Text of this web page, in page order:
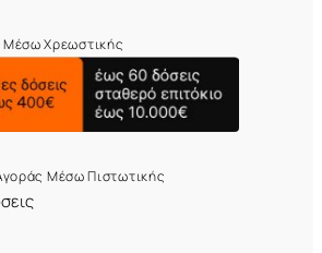
Χρεωστικής
Μέσω Πιστωτικής